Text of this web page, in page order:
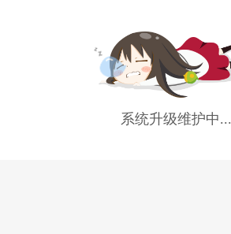
系统升级维护中...